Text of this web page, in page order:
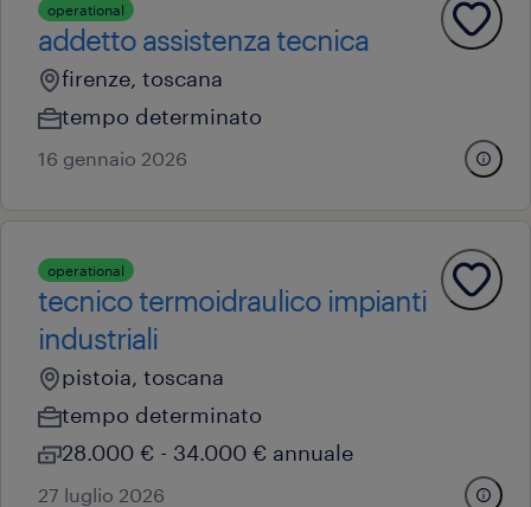
operational
addetto assistenza tecnica
firenze, toscana
tempo determinato
16 gennaio 2026
operational
tecnico termoidraulico impianti
industriali
pistoia, toscana
tempo determinato
28.000 € - 34.000 € annuale
27 luglio 2026